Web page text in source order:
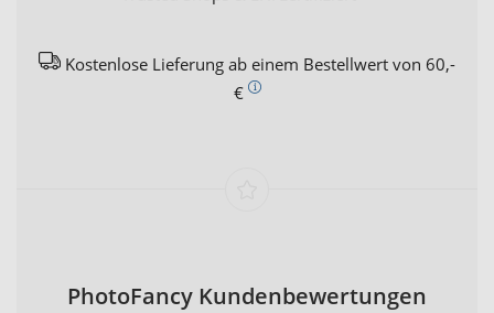
Kostenlose Lieferung ab einem Bestellwert von 60,-
€
PhotoFancy Kundenbewertungen